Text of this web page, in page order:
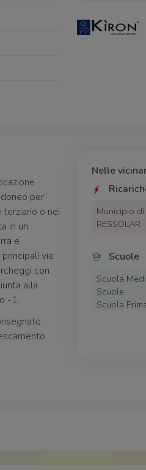
per
o nei
in un
e
vie
con
alla
-1.
Nelle
Municipio
RESSOLAR
Scuole
Scuola
Scuole
Scuola